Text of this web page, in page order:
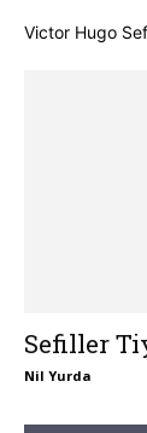
Victor Hugo
Sefiller
Nil Yurda